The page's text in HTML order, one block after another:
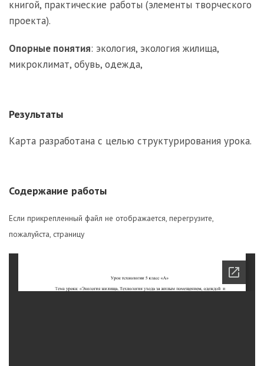
книгой, практические работы (элементы творческого
проекта).
Опорные понятия: экология, экология жилища,
микроклимат, обувь, одежда,
Результаты
Карта разработана с целью структурирования урока.
Содержание работы
Если прикрепленный файл не отображается, перегрузите,
пожалуйста, страницу